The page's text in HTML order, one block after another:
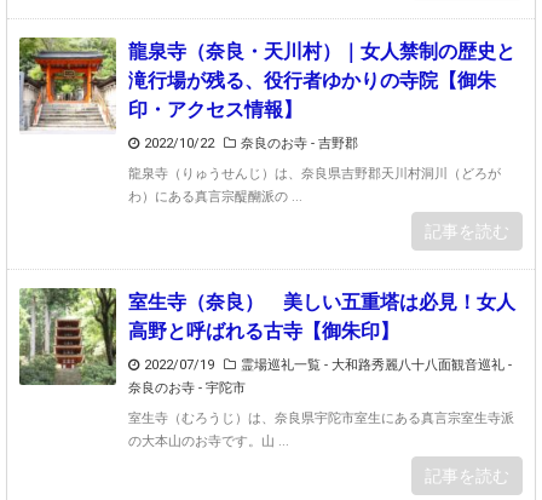
龍泉寺（奈良・天川村）｜女人禁制の歴史と
滝行場が残る、役行者ゆかりの寺院【御朱
印・アクセス情報】
2022/10/22
奈良のお寺 - 吉野郡
龍泉寺（りゅうせんじ）は、奈良県吉野郡天川村洞川（どろが
わ）にある真言宗醍醐派の ...
記事を読む
室生寺（奈良） 美しい五重塔は必見！女人
高野と呼ばれる古寺【御朱印】
2022/07/19 霊場巡礼一覧 - 大和路秀麗八十八面観音巡礼 -
奈良のお寺 - 宇陀市
室生寺（むろうじ）は、奈良県宇陀市室生にある真言宗室生寺派
の大本山のお寺です。山 ...
記事を読む